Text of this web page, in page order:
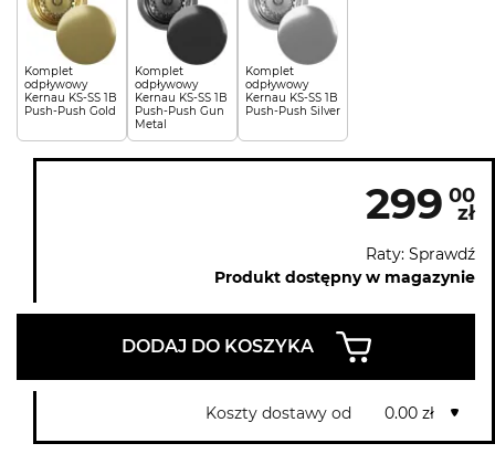
Komplet
odpływowy
Kernau KS-SS 1B
Push-Push Gold
Komplet
odpływowy
Kernau KS-SS 1B
Push-Push Gun
Metal
Komplet
odpływowy
Kernau KS-SS 1B
Push-Push Silver
299 00
zł
Raty: Sprawdź
Produkt dostępny w magazynie
DODAJ DO KOSZYKA
Koszty dostawy od 0.00 zł